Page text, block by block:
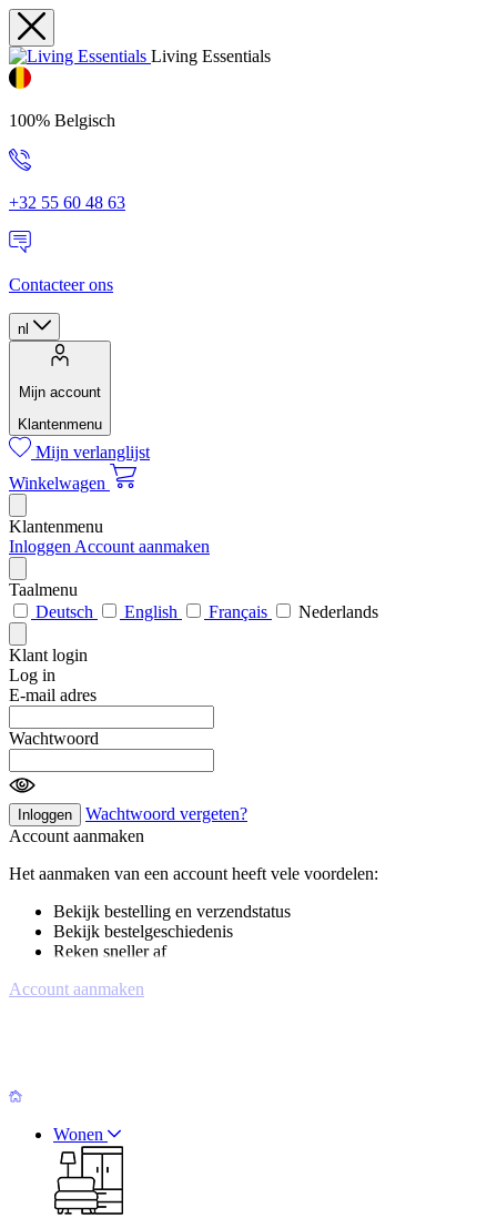
Living Essentials
100% Belgisch
+32 55 60 48 63
Contacteer ons
nl
Mijn account
Klantenmenu
Mijn verlanglijst
Winkelwagen
Klantenmenu
Inloggen Account aanmaken
Taalmenu
Deutsch
English Français Nederlands
Klant login
Log in
E-mail adres
Wachtwoord
Inloggen
Wachtwoord vergeten?
Account aanmaken
Het aanmaken van een account heeft vele voordelen:
Bekijk bestelling en verzendstatus
Bekijk bestelgeschiedenis
Reken sneller af
Account aanmaken
Wonen